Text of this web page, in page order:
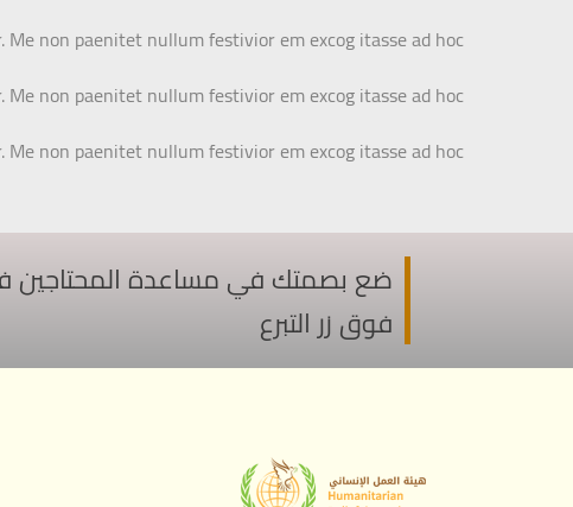
non paenitet nullum festivior em excog itasse ad hoc.
non paenitet nullum festivior em excog itasse ad hoc.
non paenitet nullum festivior em excog itasse ad hoc.
ضع بصمتك في مساعدة المحتاجين في
فوق زر التبرع